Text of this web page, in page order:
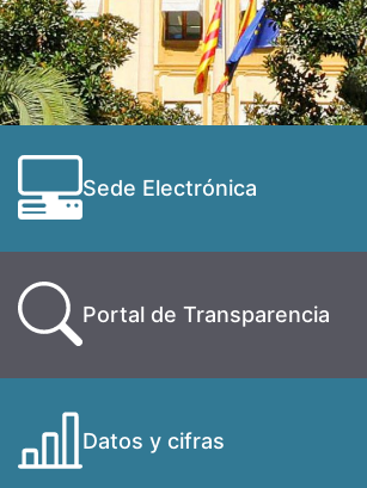
Sede Electrónica
Portal de Transparencia
Datos y cifras